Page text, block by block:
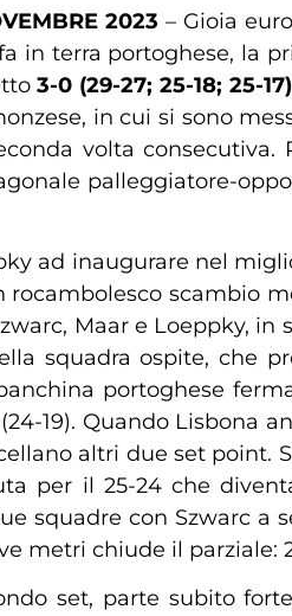
2023 – Gioia
in terra portoghese, la
3-0 (29-27; 25-18; 25-17)
in cui si sono
volta
palleggiatore-
ad inaugurare nel
rocambolesco scambio
Maar e Loeppky, in
squadra ospite, che
portoghese
19). Quando Lisbona
altri due set point.
per il 25-24 che
squadre con Szwarc a
metri chiude il parziale:
set, parte subito